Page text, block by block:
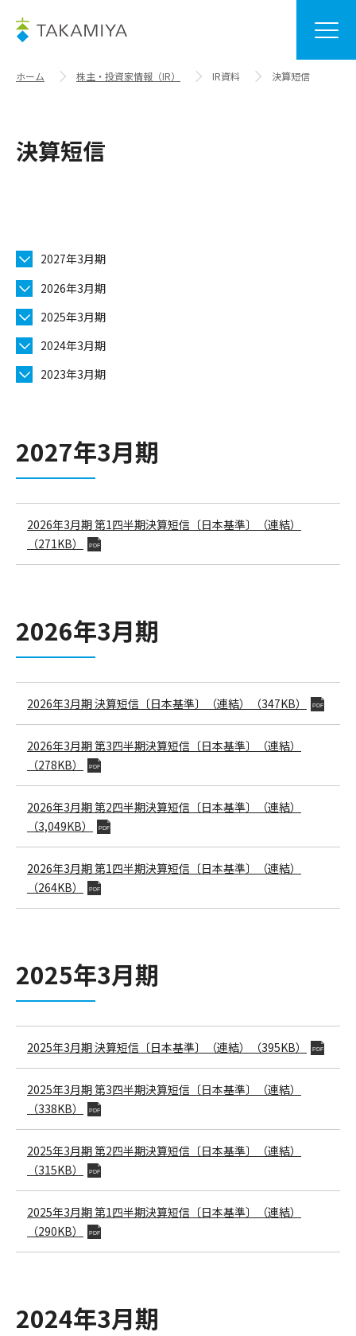
ホーム 株主・投資家情報（IR） IR資料 決算短信
決算短信
2027年3月期
2026年3月期
2025年3月期
2024年3月期
2023年3月期
2027年3月期
2026年3月期第1四半期決算短信〔日本基準〕（連結）
（271KB）
PDF
2026年3月期
2026年3月期決算短信〔日本基準〕（連結） （347KB） PDF
2026年3月期第3四半期決算短信〔日本基準〕（連結）
（278KB）
PDF
2026年3月期第2四半期決算短信〔日本基準〕（連結）
（3,049KB）
PDF
2026年3月期第1四半期決算短信〔日本基準〕（連結）
（264KB）
PDF
2025年3月期
2025年3月期決算短信〔日本基準〕（連結） （395KB） PDF
2025年3月期第3四半期決算短信〔日本基準〕（連結）
（338KB）
PDF
2025年3月期第2四半期決算短信〔日本基準〕（連結）
（315KB）
PDF
2025年3月期第1四半期決算短信〔日本基準〕（連結）
（290KB）
PDF
2024年3月期